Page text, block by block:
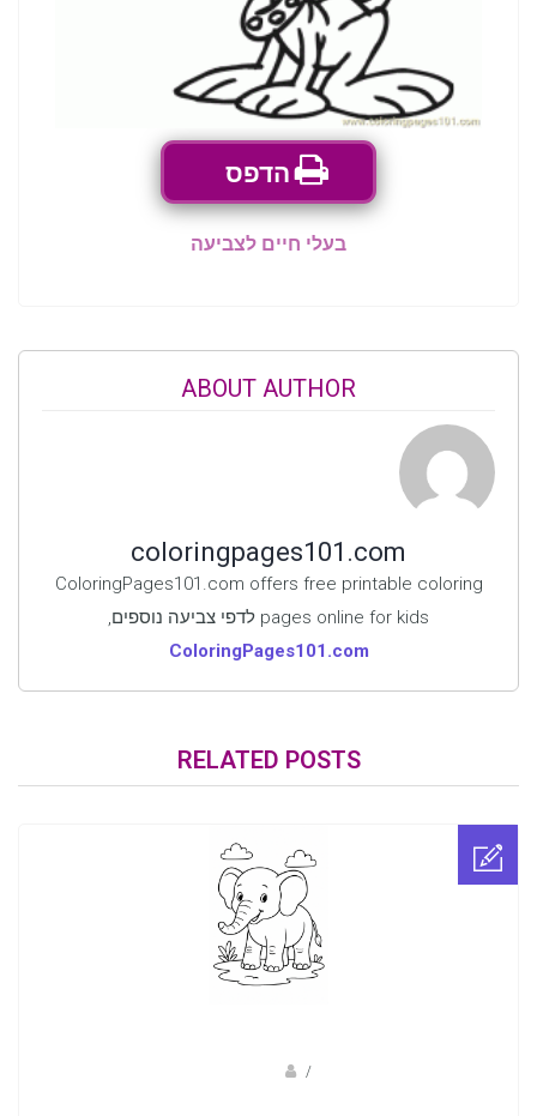
הדפס
בעלי חיים לצביעה
ABOUT AUTHOR
coloringpages101.com
ColoringPages101.com offers free printable coloring
pages online for kids לדפי צביעה נוספים,
ColoringPages101.com
RELATED POSTS
/